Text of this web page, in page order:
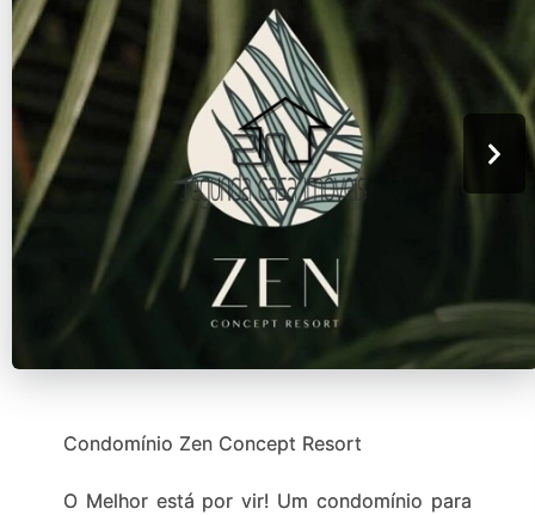
Condomínio Zen Concept Resort
O Melhor está por vir! Um condomínio para